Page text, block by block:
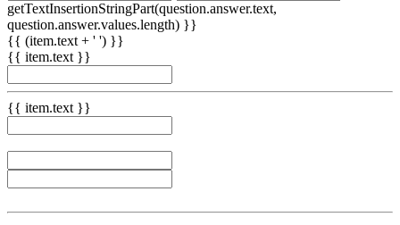
getTextInsertionStringPart(question.answer.text,
question.answer.values.length) }}
{{ (item.text + ' ') }}
{{ item.text }}
{{ item.text }}